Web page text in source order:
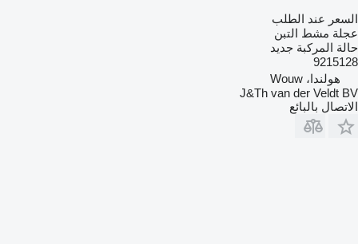
السعر عند الطلب
عجلة مشط التبن
حالة المركبة جديد
9215128
هولندا، Wouw
J&Th van der Veldt BV
الاتصال بالبائع